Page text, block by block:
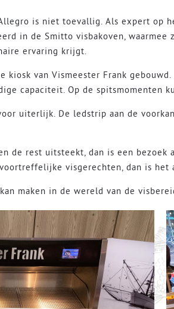
is niet toevallig. Als expert op
in de Smitto visbakoven,
ervaring krijgt.
kiosk van Vismeester Frank
capaciteit. Op de spitsmomenten
uiterlijk. De ledstrip aan de
de rest uitsteekt, dan is een
visgerechten, dan is
maken in de wereld van de